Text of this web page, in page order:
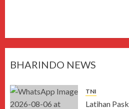
BHARINDO NEWS
TNI
Latihan